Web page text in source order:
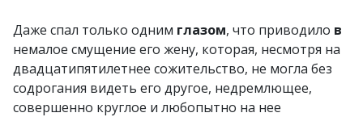
Даже спал только одним глазом, что приводило в
немалое смущение его жену, которая, несмотря на
двадцатипятилетнее сожительство, не могла без
содрогания видеть его другое, недремлющее,
совершенно круглое и любопытно на нее